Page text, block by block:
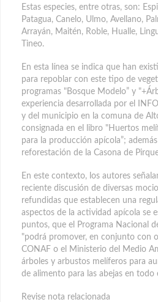
Estas especies, entre otras, son:
Patagua, Canelo, Ulmo, Avellano,
Arrayán, Maitén, Roble, Hualle,
Tineo.
En esta línea se indica que han
para repoblar con este tipo de
programas "Bosque Modelo” y
experiencia desarrollada por el
y del municipio en la comuna de
consignada en el libro "Huertos
para la producción apícola”;
reforestación de la Casona de
En este contexto, los autores
reciente discusión de diversas
refundidas que establecen una
aspectos de la actividad apícola se
puntos, que el Programa Nacional
"podrá promover, en conjunto con
CONAF o el Ministerio del Medio
árboles y arbustos melíferos para
de alimento para las abejas en todo
Revise nota relacionada